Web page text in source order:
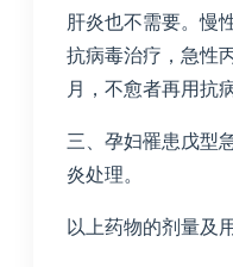
肝炎也不需要。慢
抗病毒治疗，急性
月，不愈者再用抗
三、孕妇罹患戊型
炎处理。
以上药物的剂量及